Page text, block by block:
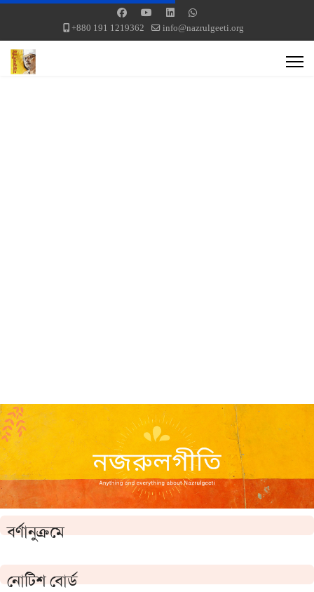
+880 191 1219362 info@nazrulgeeti.org
বর্ণানুক্রমে
নোটিশ বোর্ড